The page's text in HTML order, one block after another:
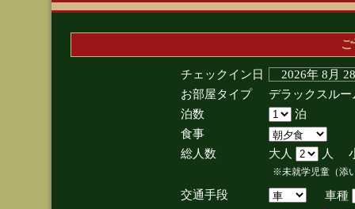
チェックイン日
2026年 8月
お部屋タイプ
デラックスル
泊数
泊
食事
総人数
大人 人
※未就学児童（添
交通手段
車種